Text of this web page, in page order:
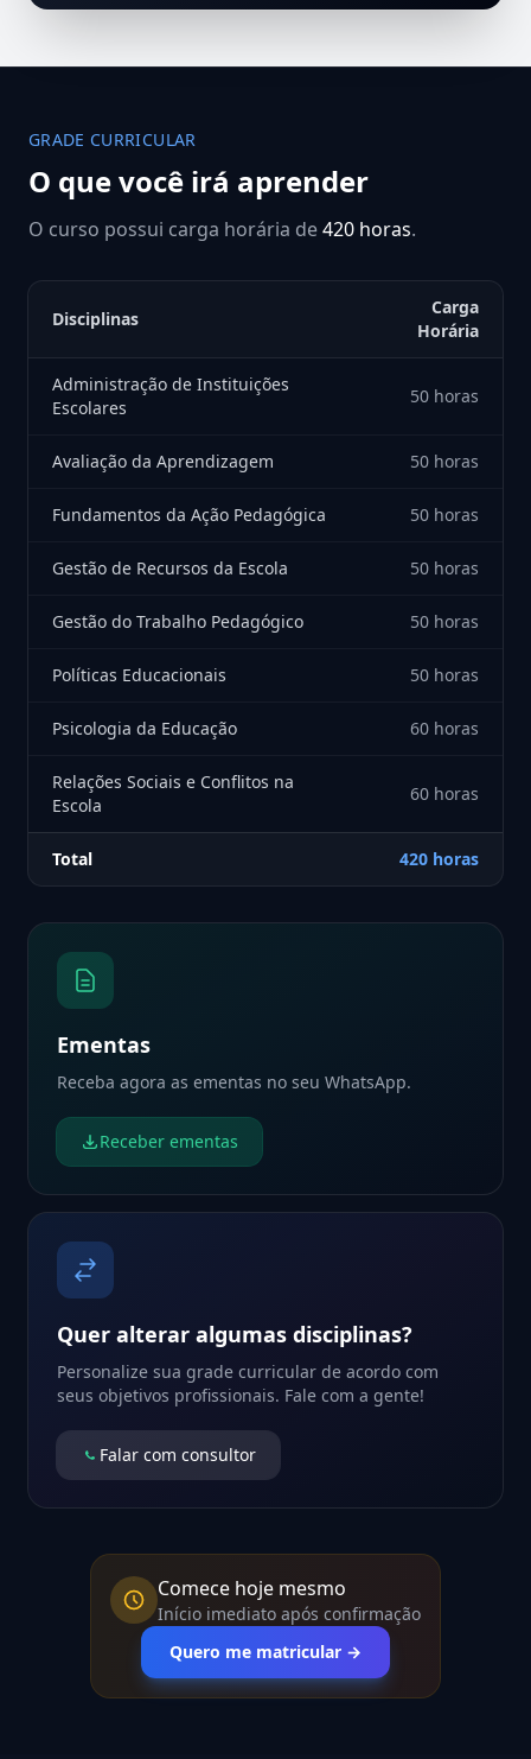
GRADE CURRICULAR
O que você irá aprender
O curso possui carga horária de420 horas.
Disciplinas
Carga
Horária
Administração de Instituições
Escolares
50 horas
Avaliação da Aprendizagem 50 horas
Fundamentos da Ação Pedagógica 50 horas
Gestão de Recursos da Escola 50 horas
Gestão do Trabalho Pedagógico 50 horas
Políticas Educacionais 50 horas
Psicologia da Educação 60 horas
Relações Sociais e Conflitos na
Escola
60 horas
Total 420 horas
Ementas
Receba agora as ementas no seu WhatsApp.
Receber ementas
Quer alterar algumas disciplinas?
Personalize sua grade curricular de acordo com
seus objetivos profissionais. Fale com a gente!
Falar com consultor
Comece hoje mesmo
Início imediato após confirmação
Quero me matricular →